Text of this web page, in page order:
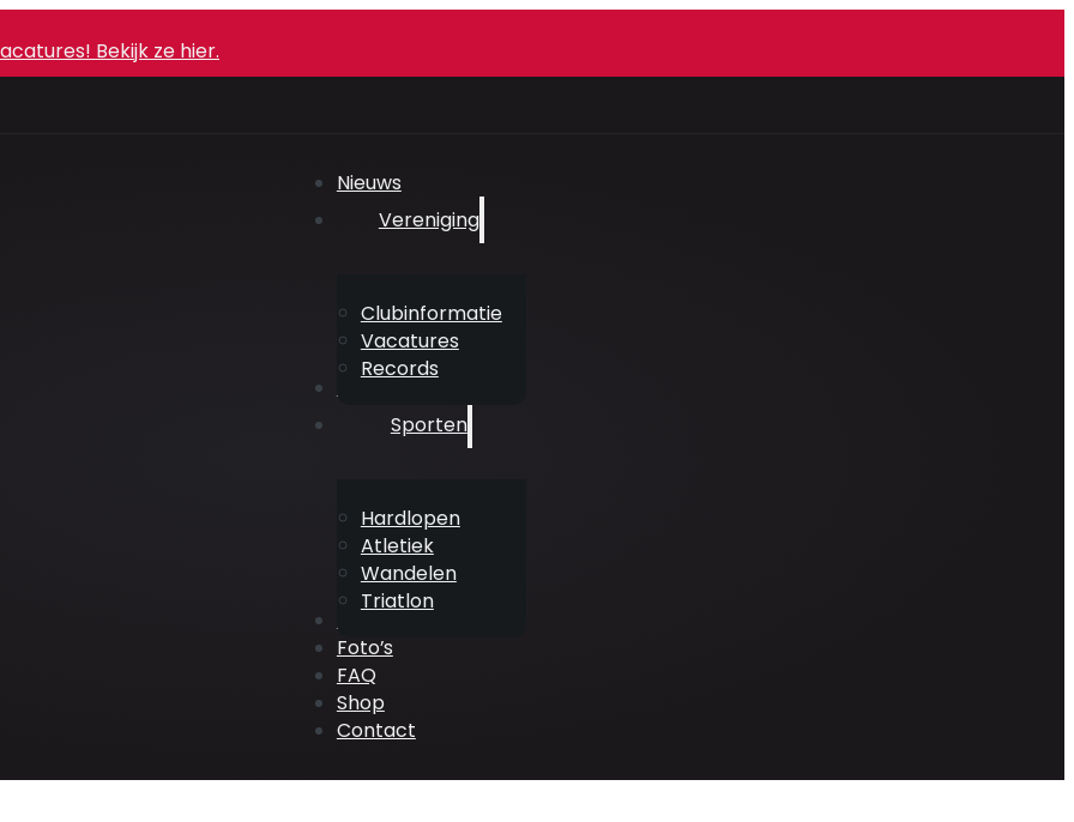
Bekijk ze hier.
Nieuws
Vereniging
Clubinformatie
Vacatures
Records
Sporten
Hardlopen
Atletiek
Wandelen
Triatlon
Foto’s
FAQ
Shop
Contact